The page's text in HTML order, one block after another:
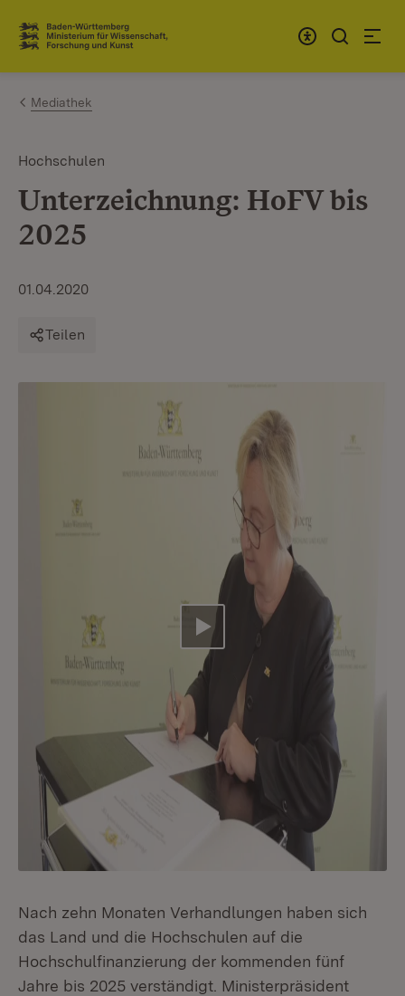
Zum Inhalt springen
Link zur Startseite
Mediathek
Hochschulen
Unterzeichnung: HoFV bis
2025
01.04.2020
Teilen
Video abspielen
Nach zehn Monaten Verhandlungen haben sich
das Land und die Hochschulen auf die
Hochschulfinanzierung der kommenden fünf
Jahre bis 2025 verständigt. Ministerpräsident